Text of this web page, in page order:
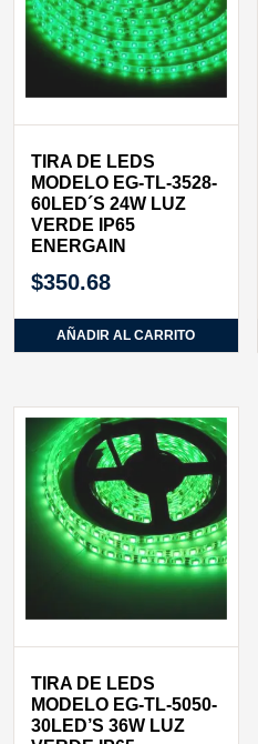
TIRA DE LEDS
MODELO EG-TL-3528-
60LED´S 24W LUZ
VERDE IP65
ENERGAIN
$350.68
AÑADIR AL CARRITO
TIRA DE LEDS
MODELO EG-TL-5050-
30LED’S 36W LUZ